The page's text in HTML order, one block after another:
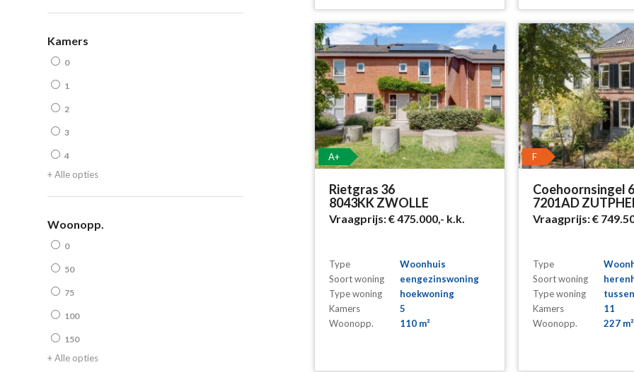
A+
Rietgras 36
8043KK ZWOLLE
Vraagprijs:€ 475.000,- k.k.
Type
Woonhuis
Soort woning
eengezinswoning
Type woning
hoekwoning
Kamers
5
Woonopp.
110 m²
F
Coehoornsingel
7201AD
Vraagprijs:€
Type
Soort woning
Type woning
Kamers
11
Woonopp.
227 m²
Kamers
0
1
2
3
4
+ Alle opties
Woonopp.
0
50
75
100
150
+ Alle opties